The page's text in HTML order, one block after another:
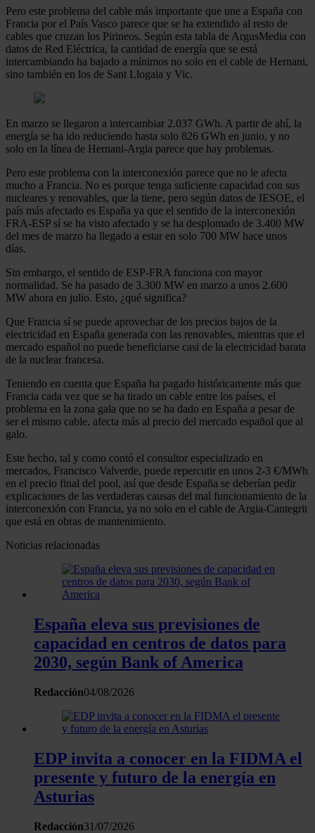
Pero este problema del cable más importante que une a España con
Francia por el País Vasco parece que se ha extendido al resto de
cables que cruzan los Pirineos. Según esta tabla de ArgusMedia con
datos de Red Eléctrica, la cantidad de energía que se está
intercambiando ha bajado a mínimos no solo en el cable de Hernani,
sino también en los de Sant Llogaia y Vic.
En marzo se llegaron a intercambiar 2.037 GWh. A partir de ahí, la
energía se ha ido reduciendo hasta solo 826 GWh en junio, y no
solo en la línea de Hernani-Argia parece que hay problemas.
Pero este problema con la interconexión parece que no le afecta
mucho a Francia. No es porque tenga suficiente capacidad con sus
nucleares y renovables, que la tiene, pero según datos de IESOE, el
país más afectado es España ya que el sentido de la interconexión
FRA-ESP sí se ha visto afectado y se ha desplomado de 3.400 MW
del mes de marzo ha llegado a estar en solo 700 MW hace unos
días.
Sin embargo, el sentido de ESP-FRA funciona con mayor
normalidad. Se ha pasado de 3.300 MW en marzo a unos 2.600
MW ahora en julio. Esto, ¿qué significa?
Que Francia sí se puede aprovechar de los precios bajos de la
electricidad en España generada con las renovables, mientras que el
mercado español no puede beneficiarse casi de la electricidad barata
de la nuclear francesa.
Teniendo en cuenta que España ha pagado históricamente más que
Francia cada vez que se ha tirado un cable entre los países, el
problema en la zona gala que no se ha dado en España a pesar de
ser el mismo cable, afecta más al precio del mercado español que al
galo.
Este hecho, tal y como contó el consultor especializado en
mercados, Francisco Valverde, puede repercutir en unos 2-3 €/MWh
en el precio final del pool, así que desde España se deberían pedir
explicaciones de las verdaderas causas del mal funcionamiento de la
interconexión con Francia, ya no solo en el cable de Argia-Cantegrit
que está en obras de mantenimiento.
Noticias relacionadas
España eleva sus previsiones de
capacidad en centros de datos para
2030, según Bank of America
Redacción04/08/2026
EDP invita a conocer en la FIDMA el
presente y futuro de la energía en
Asturias
Redacción31/07/2026